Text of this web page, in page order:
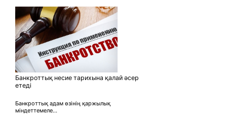
Банкроттық несие тарихына қалай әсер
етеді
Банкроттық адам өзінің қаржылық
міндеттемеле...